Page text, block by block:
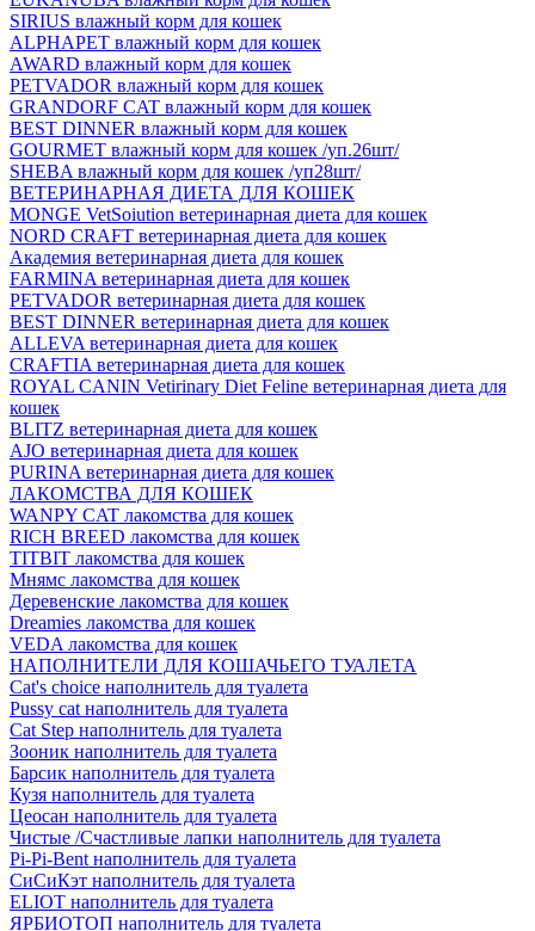
SIRIUS влажный корм для кошек
ALPHAPET влажный корм для кошек
AWARD влажный корм для кошек
PETVADOR влажный корм для кошек
GRANDORF CAT влажный корм для кошек
BEST DINNER влажный корм для кошек
GOURMET влажный корм для кошек /уп.26шт/
SHEBA влажный корм для кошек /уп28шт/
ВЕТЕРИНАРНАЯ ДИЕТА ДЛЯ КОШЕК
MONGE VetSoiution ветеринарная диета для кошек
NORD CRAFT ветеринарная диета для кошек
Академия ветеринарная диета для кошек
FARMINA ветеринарная диета для кошек
PETVADOR ветеринарная диета для кошек
BEST DINNER ветеринарная диета для кошек
ALLEVA ветеринарная диета для кошек
CRAFTIA ветеринарная диета для кошек
ROYAL CANIN Vetirinary Diet Feline ветеринарная диета для
кошек
BLITZ ветеринарная диета для кошек
AJO ветеринарная диета для кошек
PURINA ветеринарная диета для кошек
ЛАКОМСТВА ДЛЯ КОШЕК
WANPY CAT лакомства для кошек
RICH BREED лакомства для кошек
TITBIT лакомства для кошек
Мнямс лакомства для кошек
Деревенские лакомства для кошек
Dreamies лакомства для кошек
VEDA лакомства для кошек
НАПОЛНИТЕЛИ ДЛЯ КОШАЧЬЕГО ТУАЛЕТА
Cat's choice наполнитель для туалета
Pussy cat наполнитель для туалета
Cat Step наполнитель для туалета
Зооник наполнитель для туалета
Барсик наполнитель для туалета
Кузя наполнитель для туалета
Цеосан наполнитель для туалета
Чистые /Счастливые лапки наполнитель для туалета
Pi-Pi-Bent наполнитель для туалета
СиСиКэт наполнитель для туалета
ELIOT наполнитель для туалета
ЯРБИОТОП наполнитель для туалета